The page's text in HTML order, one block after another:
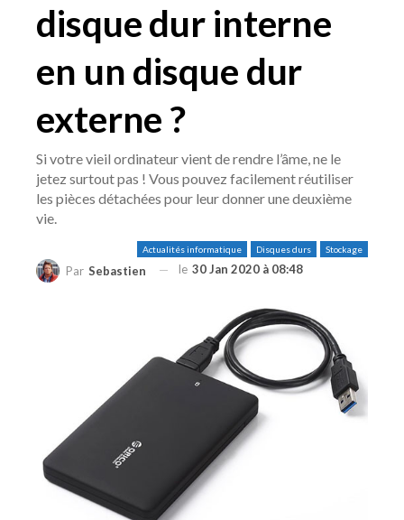
disque dur interne
en un disque dur
externe ?
Si votre vieil ordinateur vient de rendre l’âme, ne le
jetez surtout pas ! Vous pouvez facilement réutiliser
les pièces détachées pour leur donner une deuxième
vie.
Actualités informatique Disques durs Stockage
Par Sebastien le 30 Jan 2020 à 08:48